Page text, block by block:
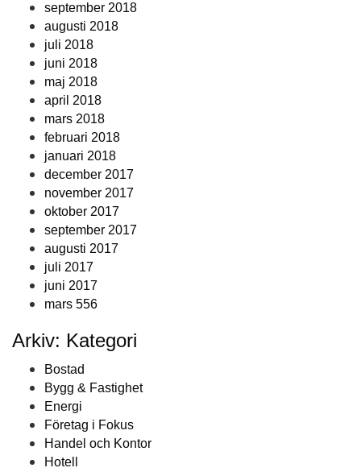
september 2018
augusti 2018
juli 2018
juni 2018
maj 2018
april 2018
mars 2018
februari 2018
januari 2018
december 2017
november 2017
oktober 2017
september 2017
augusti 2017
juli 2017
juni 2017
mars 556
Arkiv: Kategori
Bostad
Bygg & Fastighet
Energi
Företag i Fokus
Handel och Kontor
Hotell